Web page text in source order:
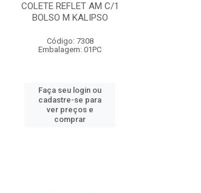
COLETE REFLET AM C/1
BOLSO M KALIPSO
Código: 7308
Embalagem: 01PC
Faça seu login ou
cadastre-se para
ver preços e
comprar